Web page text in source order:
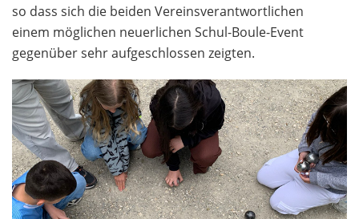
so dass sich die beiden Vereinsverantwortlichen
einem möglichen neuerlichen Schul-Boule-Event
gegenüber sehr aufgeschlossen zeigten.